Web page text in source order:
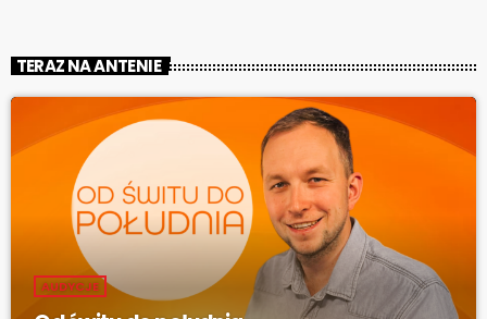
TERAZ NA ANTENIE
AUDYCJE